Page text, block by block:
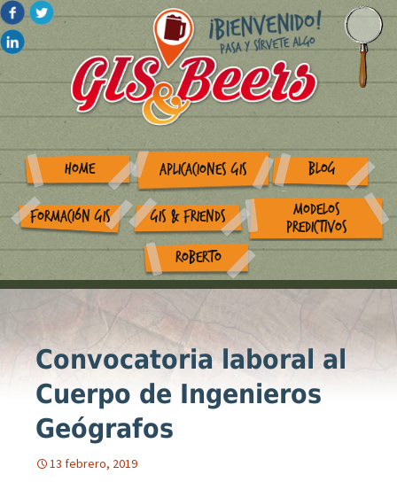
HOME APLICACIONES GIS BLOG
FORMACIÓN GIS GIS & FRIENDS
MODELOS
PREDICTIVOS
ROBERTO
Convocatoria laboral al
Cuerpo de Ingenieros
Geógrafos
13 febrero, 2019